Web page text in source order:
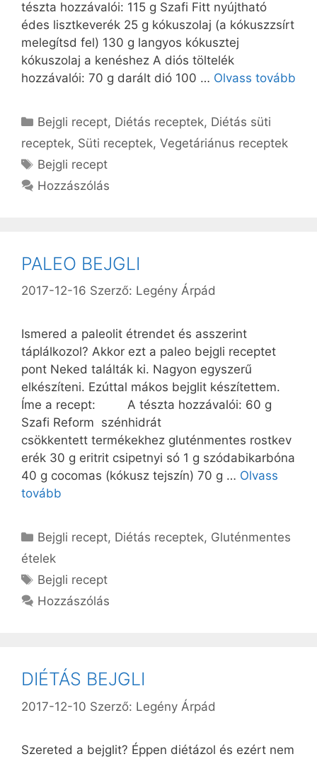
tészta hozzávalói: 115 g Szafi Fitt nyújtható
édes lisztkeverék 25 g kókuszolaj (a kókuszzsírt
melegítsd fel) 130 g langyos kókusztej
kókuszolaj a kenéshez A diós töltelék
hozzávalói: 70 g darált dió 100 … Olvass tovább
Kategória
Bejgli recept, Diétás receptek, Diétás süti
receptek, Süti receptek, Vegetáriánus receptek
Címkék
Bejgli recept
Hozzászólás
PALEO BEJGLI
2017-12-16 Szerző: Legény Árpád
Ismered a paleolit étrendet és asszerint
táplálkozol? Akkor ezt a paleo bejgli receptet
pont Neked találták ki. Nagyon egyszerű
elkészíteni. Ezúttal mákos bejglit készítettem.
Íme a recept: A tészta hozzávalói: 60 g
Szafi Reform szénhidrát
csökkentett termékekhez gluténmentes rostkev
erék 30 g eritrit csipetnyi só 1 g szódabikarbóna
40 g cocomas (kókusz tejszín) 70 g … Olvass
tovább
Kategória
Bejgli recept, Diétás receptek, Gluténmentes
ételek
Címkék
Bejgli recept
Hozzászólás
DIÉTÁS BEJGLI
2017-12-10 Szerző: Legény Árpád
Szereted a bejglit? Éppen diétázol és ezért nem